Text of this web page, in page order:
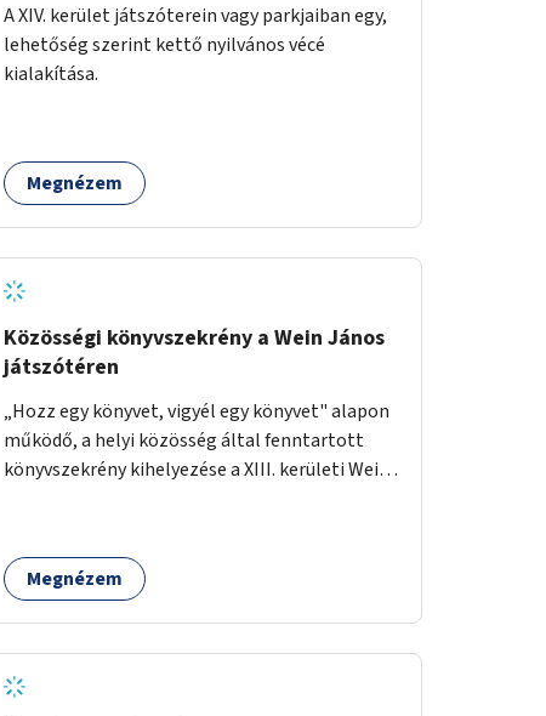
A XIV. kerület játszóterein vagy parkjaiban egy,
lehetőség szerint kettő nyilvános vécé
kialakítása.
Megnézem
Közösségi könyvszekrény a Wein János
játszótéren
„Hozz egy könyvet, vigyél egy könyvet" alapon
működő, a helyi közösség által fenntartott
könyvszekrény kihelyezése a XIII. kerületi Wein
Megnézem